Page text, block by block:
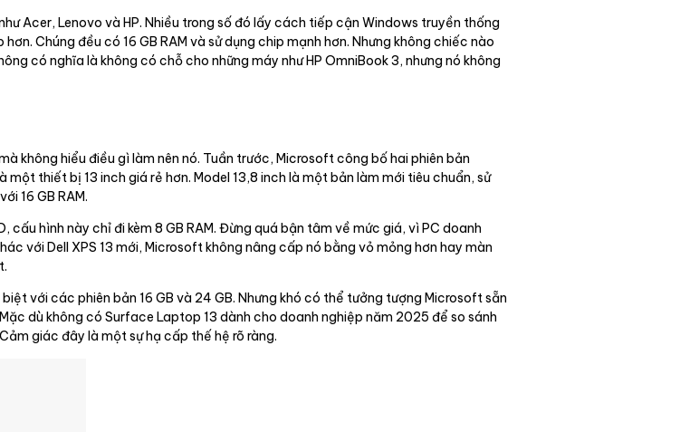
Acer, Lenovo và HP. Nhiều trong số đó lấy cách tiếp cận Windows truyền thống
Chúng đều có 16 GB RAM và sử dụng chip mạnh hơn. Nhưng không chiếc nào
có nghĩa là không có chỗ cho những máy như HP OmniBook 3, nhưng nó không
không hiểu điều gì làm nên nó. Tuần trước, Microsoft công bố hai phiên bản
thiết bị 13 inch giá rẻ hơn. Model 13,8 inch là một bản làm mới tiêu chuẩn, sử
16 GB RAM.
cấu hình này chỉ đi kèm 8 GB RAM. Đừng quá bận tâm về mức giá, vì PC doanh
với Dell XPS 13 mới, Microsoft không nâng cấp nó bằng vỏ mỏng hơn hay màn
với các phiên bản 16 GB và 24 GB. Nhưng khó có thể tưởng tượng Microsoft sẵn
dù không có Surface Laptop 13 dành cho doanh nghiệp năm 2025 để so sánh
giác đây là một sự hạ cấp thế hệ rõ ràng.